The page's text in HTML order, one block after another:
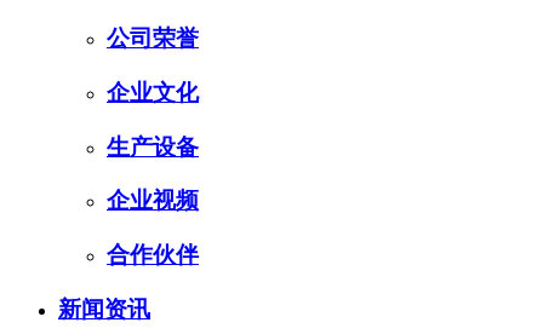
公司荣誉
企业文化
生产设备
企业视频
合作伙伴
新闻资讯